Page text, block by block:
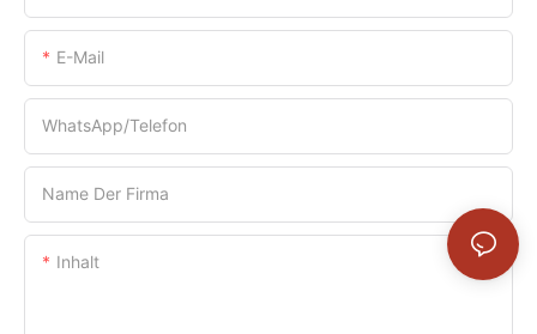
E-Mail
WhatsApp/Telefon
Name Der Firma
Inhalt